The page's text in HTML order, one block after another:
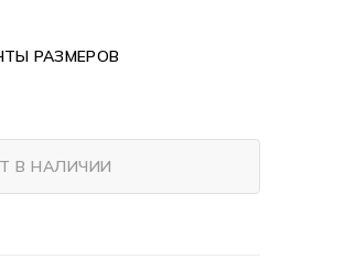
РАЗМЕРОВ
В НАЛИЧИИ